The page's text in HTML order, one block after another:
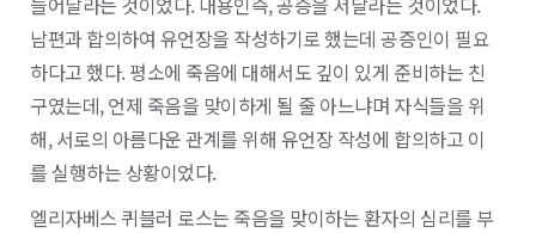
남편과 합의하여 유언장을 작성하기로 했는데 공증인이 필요
하다고 했다. 평소에 죽음에 대해서도 깊이 있게 준비하는 친
구였는데, 언제 죽음을 맞이하게 될 줄 아느냐며 자식들을 위
해, 서로의 아름다운 관계를 위해 유언장 작성에 합의하고 이
를 실행하는 상황이었다.
엘리자베스 퀴블러 로스는 죽음을 맞이하는 환자의 심리를 부